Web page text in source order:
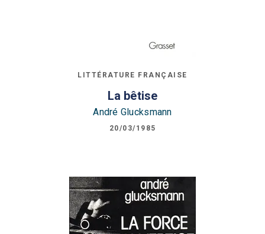
LITTÉRATURE FRANÇAISE
La bêtise
André Glucksmann
20/03/1985